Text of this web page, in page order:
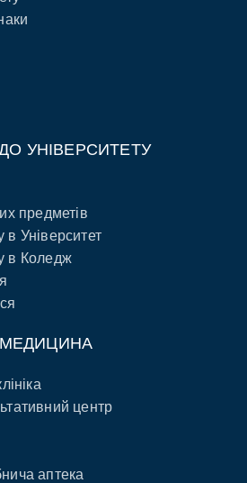
УНІВЕРСИТЕТУ
предметів
Університет
в Коледж
МЕДИЦИНА
центр
аптека